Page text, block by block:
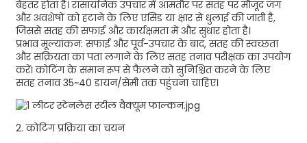
बेहतर होता है। रासायनिक उपचार में आमतौर पर सतह पर मौजूद जंग
और अवशेषों को हटाने के लिए एसिड या क्षार से धुलाई की जाती है,
जिससे सतह की सफाई और कार्यक्षमता में और सुधार होता है।
प्रभाव मूल्यांकन: सफाई और पूर्व-उपचार के बाद, सतह की स्वच्छता
और सक्रियता का पता लगाने के लिए सतह तनाव परीक्षक का उपयोग
करें। कोटिंग के समान रूप से फैलने को सुनिश्चित करने के लिए
सतह तनाव 35~40 डायन/सेमी तक पहुंचना चाहिए।
2. कोटिंग प्रक्रिया का चयन